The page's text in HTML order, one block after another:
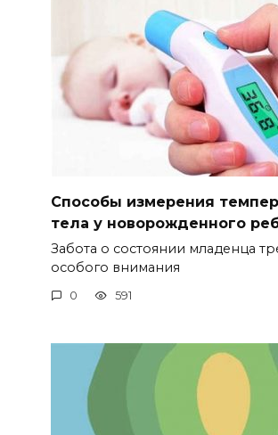
Способы измерения
тела у новорожденного
Забота о состоянии младенца
особого внимания
0 591